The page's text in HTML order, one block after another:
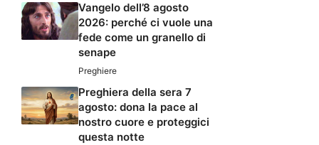
Vangelo dell’8 agosto
2026: perché ci vuole una
fede come un granello di
senape
Preghiere
Preghiera della sera 7
agosto: dona la pace al
nostro cuore e proteggici
questa notte